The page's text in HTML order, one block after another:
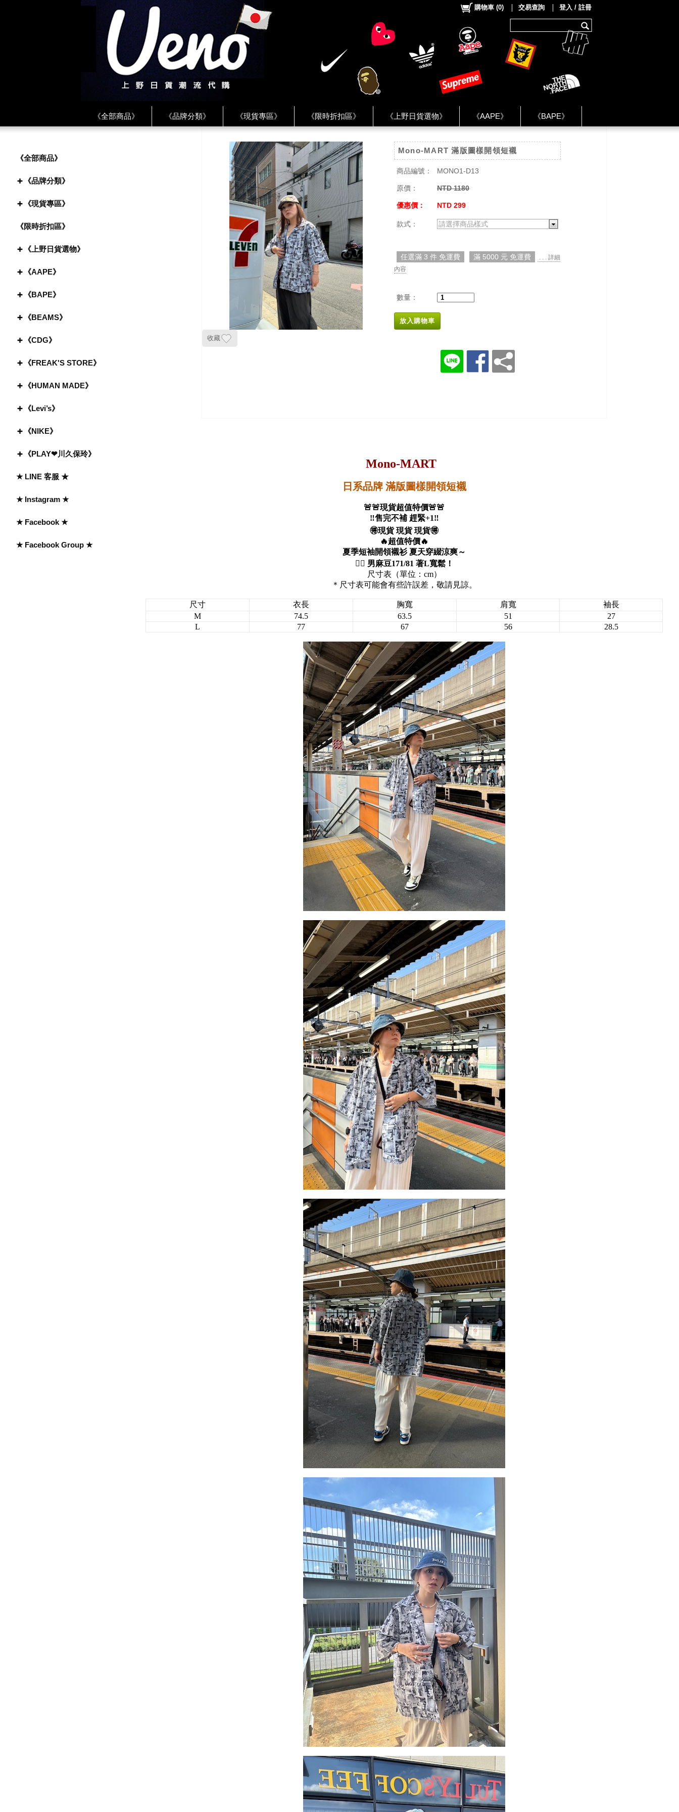
《全部商品》 《品牌分類》 《現貨專區》 《限時折扣區》 《上野日貨選物》 《AAPE》 《BAPE》
★ LINE 客服 ★ ★ Instagram ★ ★ Facebook ★ ★ Facebook Group ★
購物車 (0) 交易查詢 登入 / 註冊
《全部商品》
《品牌分類》
《現貨專區》
《限時折扣區》
《上野日貨選物》
《AAPE》
《BAPE》
《BEAMS》
《CDG》
《FREAK'S STORE》
《HUMAN MADE》
《Levi’s》
《NIKE》
《PLAY❤川久保玲》
★ LINE 客服 ★
★ Instagram ★
★ Facebook ★
★ Facebook Group ★
收藏
Mono-MART 滿版圖樣開領短襯
商品編號： MONO1-D13
原價： NTD 1180
優惠價： NTD 299
款式： 請選擇商品樣式
任選滿 3 件 免運費 滿 5000 元 免運費
. . . 詳細
內容
數量：
放入購物車